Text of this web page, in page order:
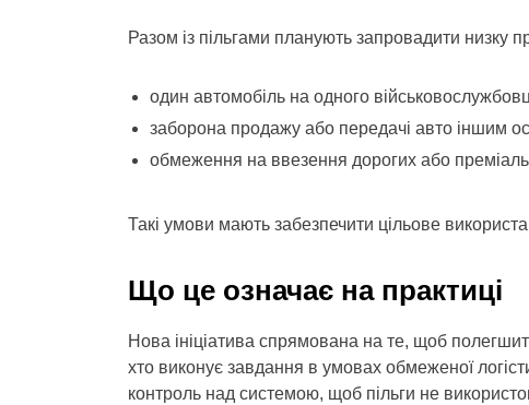
Разом із пільгами планують запровадити низку
один автомобіль на одного
заборона продажу або передачі авто іншим
обмеження на ввезення дорогих або
Такі умови мають забезпечити цільове
Що це означає на практиці
Нова ініціатива спрямована на те, щоб
хто виконує завдання в умовах обмеженої
контроль над системою, щоб пільги не